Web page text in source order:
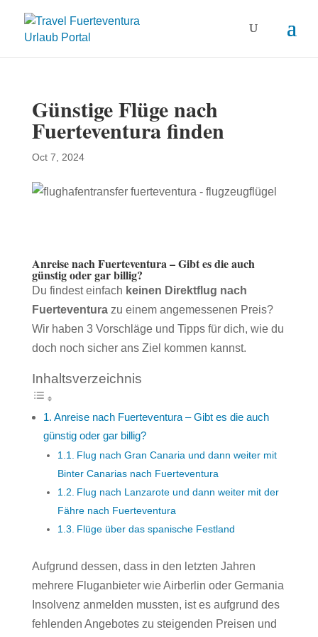
Günstige Flüge nach
Fuerteventura finden
Oct 7, 2024
Anreise nach Fuerteventura – Gibt es die auch
günstig oder gar billig?
Du findest einfach keinen Direktflug nach
Fuerteventurazu einem angemessenen Preis?
Wir haben 3 Vorschläge und Tipps für dich, wie du
doch noch sicher ans Ziel kommen kannst.
Inhaltsverzeichnis
Anreise nach Fuerteventura – Gibt es die auch
günstig oder gar billig?
Flug nach Gran Canaria und dann weiter mit
Binter Canarias nach Fuerteventura
Flug nach Lanzarote und dann weiter mit der
Fähre nach Fuerteventura
Flüge über das spanische Festland
Aufgrund dessen, dass in den letzten Jahren
mehrere Fluganbieter wie Airberlin oder Germania
Insolvenz anmelden mussten, ist es aufgrund des
fehlenden Angebotes zu steigenden Preisen und